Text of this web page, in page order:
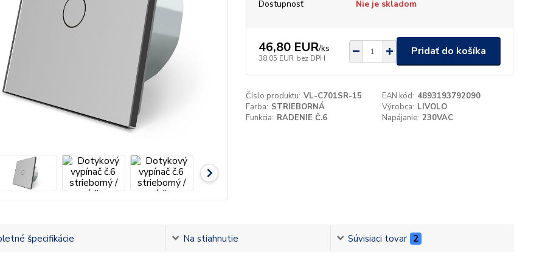
Dostupnosť Nie je skladom
46,80 EUR/ks
38,05 EUR bez DPH
Pridať do košíka
Číslo produktu: VL-C701SR-15 EAN kód: 4893193792090
Farba: STRIEBORNÁ Výrobca: LIVOLO
Funkcia: RADENIE Č.6 Napájanie: 230VAC
špecifikácie Na stiahnutie Súvisiaci tovar 2